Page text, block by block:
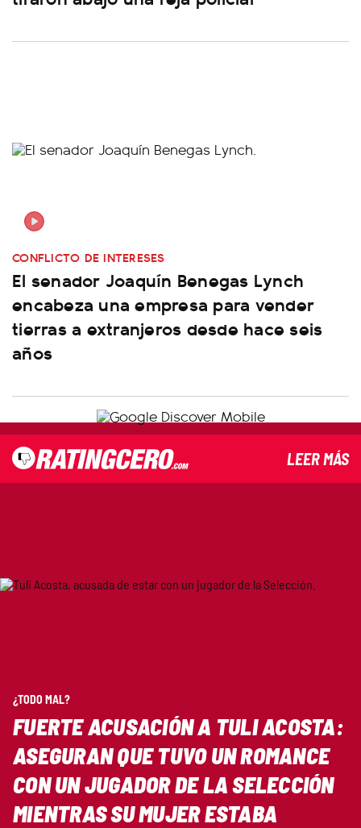
CONFLICTO DE INTERESES
El senador Joaquín Benegas Lynch
encabeza una empresa para vender
tierras a extranjeros desde hace seis
años
LEER MÁS
¿TODO MAL?
FUERTE ACUSACIÓN A TULI ACOSTA:
ASEGURAN QUE TUVO UN ROMANCE
CON UN JUGADOR DE LA SELECCIÓN
MIENTRAS SU MUJER ESTABA